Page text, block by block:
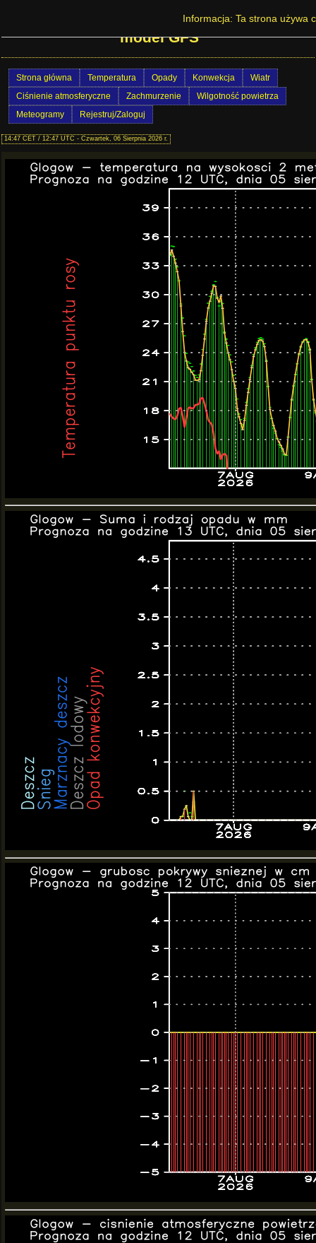
Prognoza pogody w Polsce - Głogów -
model GFS
Strona główna Temperatura Opady Konwekcja
Wiatr
Ciśnienie atmosferyczne
Zachmurzenie
Wilgotność powietrza
Meteogramy
Rejestruj/Zaloguj
14:47 CET / 12:47 UTC - Czwartek, 06 Sierpnia 2026 r.
Informacja: Ta strona używa